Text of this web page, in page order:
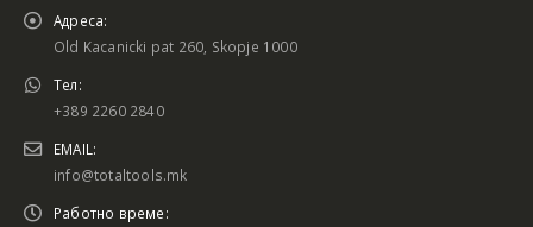
Батериски сет
Адреса:
Old Kacanicki pat 260, Skopje 1000
Тел:
+389 2260 2840
EMAIL:
info@totaltools.mk
Работно време: